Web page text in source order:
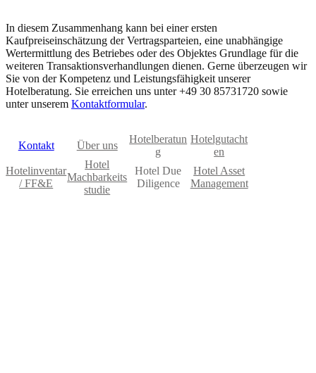
In diesem Zusammenhang kann bei einer ersten
Kaufpreiseinschätzung der Vertragsparteien, eine unabhängige
Wertermittlung des Betriebes oder des Objektes Grundlage für die
weiteren Transaktionsverhandlungen dienen. Gerne überzeugen wir
Sie von der Kompetenz und Leistungsfähigkeit unserer
Hotelberatung. Sie erreichen uns unter +49 30 85731720 sowie
unter unserem Kontaktformular.
Kontakt Über uns
Hotelberatun
g
Hotelgutacht
en
Hotelinventar
/ FF&E
Hotel
Machbarkeits
studie
Hotel Due
Diligence
Hotel Asset
Management